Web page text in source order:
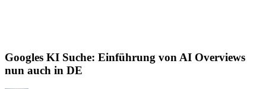
Googles KI Suche: Einführung von AI Overviews
nun auch in DE